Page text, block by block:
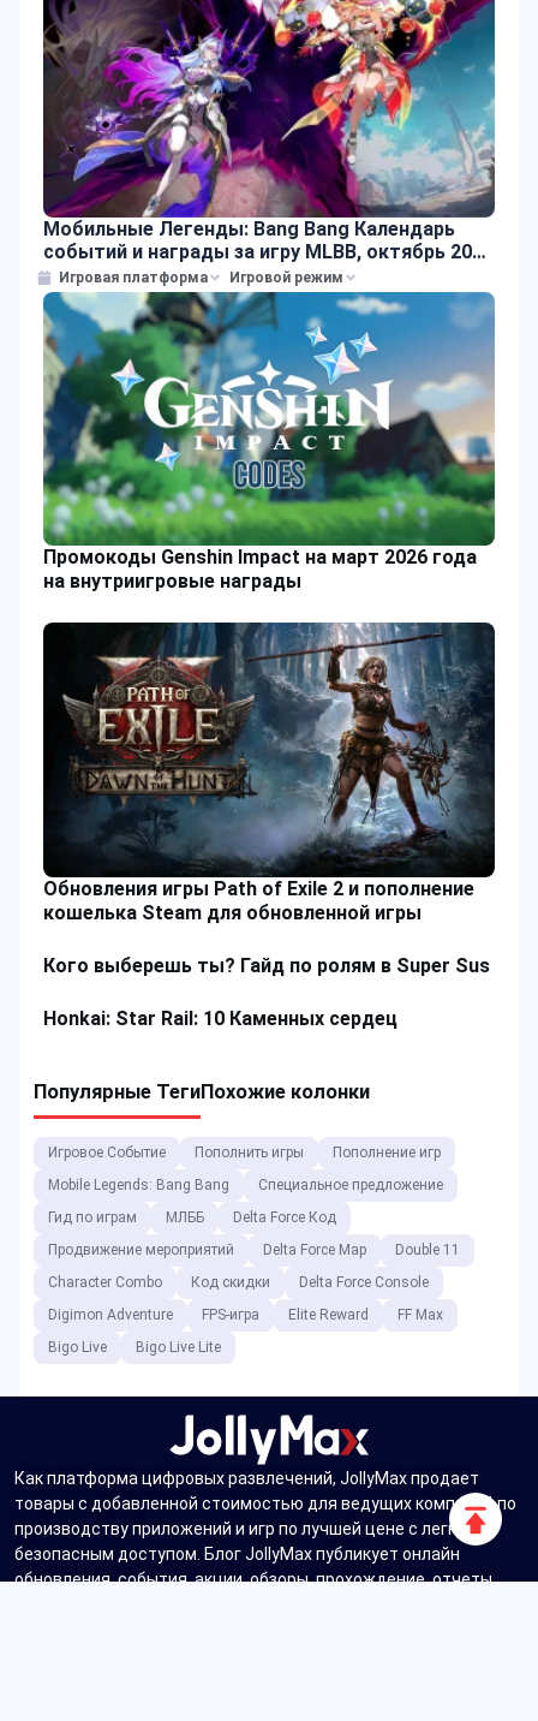
Мобильные Легенды: Bang Bang Календарь
событий и награды за игру MLBB, октябрь 2025
года
Игровая платформа Игровой режим
Промокоды Genshin Impact на март 2026 года
на внутриигровые награды
Обновления игры Path of Exile 2 и пополнение
кошелька Steam для обновленной игры
Кого выберешь ты? Гайд по ролям в Super Sus
Honkai: Star Rail: 10 Каменных сердец
Популярные ТегиПохожие колонки
Игровое Событие Пополнить игры
Пополнение игр
Mobile Legends: Bang Bang
Специальное предложение
Гид по играм
МЛББ
Delta Force Код
Продвижение мероприятий
Delta Force Map
Double 11
Character Combo
Код скидки
Delta Force Console
Digimon Adventure
FPS-игра Elite Reward
FF Max
Bigo Live
Bigo Live Lite
Как платформа цифровых развлечений, JollyMax продает
товары с добавленной стоимостью для ведущих компаний по
производству приложений и игр по лучшей цене с легким и
безопасным доступом. Блог JollyMax публикует онлайн
обновления, события, акции, обзоры, прохождение, отчеты
вверх